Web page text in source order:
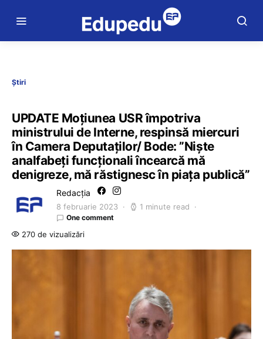
Știri
UPDATE Moțiunea USR împotriva
ministrului de Interne, respinsă miercuri
în Camera Deputaților/ Bode: ”Nişte
analfabeţi funcţionali încearcă mă
denigreze, mă răstignesc în piaţa publică”
Redacția
8 februarie 2023 1 minute read
One comment
270 de vizualizări